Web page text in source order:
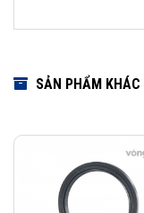
SẢN PHẨM